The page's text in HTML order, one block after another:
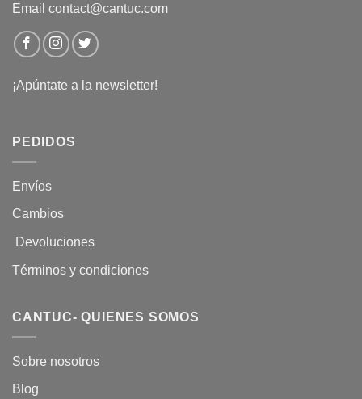
Email contact@cantuc.com
¡Apúntate a la newsletter!
PEDIDOS
Envíos
Cambios
Devoluciones
Términos y condiciones
CANTUC- QUIENES SOMOS
Sobre nosotros
Blog